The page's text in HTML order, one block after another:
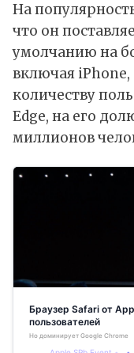
На
что он
умолчанию на
включая iPhone,
количеству
Edge, на его
миллионов
Браузер Safari от
пользователей
Но доминирует Google Chrome